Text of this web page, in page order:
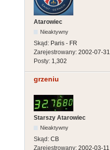
Atarowiec
Nieaktywny
Skąd: Paris - FR
Zarejestrowany: 2002-07-31
Posty: 1,302
grzeniu
Starszy Atarowiec
Nieaktywny
Skąd: CB
Zarejestrowany: 2002-03-11